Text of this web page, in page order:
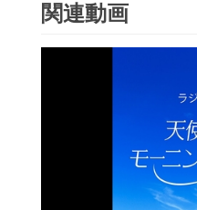
関連動画